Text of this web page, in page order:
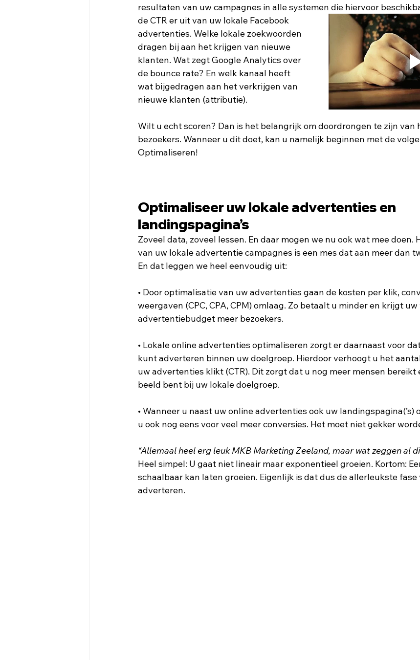
resultaten van uw campagnes in alle systemen die hiervoor
de CTR er uit van uw lokale Facebook
advertenties. Welke lokale zoekwoorden
dragen bij aan het krijgen van nieuwe
klanten. Wat zegt Google Analytics over
de bounce rate? En welk kanaal heeft
wat bijgedragen aan het verkrijgen van
nieuwe klanten (attributie).
Wilt u echt scoren? Dan is het belangrijk om doordrongen te zijn van
bezoekers. Wanneer u dit doet, kan u namelijk beginnen met de
Optimaliseren!
Optimaliseer uw lokale advertenties en
landingspagina’s
Zoveel data, zoveel lessen. En daar mogen we nu ook wat mee doen.
van uw lokale advertentie campagnes is een mes dat aan meer dan
En dat leggen we heel eenvoudig uit:
• Door optimalisatie van uw advertenties gaan de kosten per klik,
weergaven (CPC, CPA, CPM) omlaag. Zo betaalt u minder en krijgt
advertentiebudget meer bezoekers.
• Lokale online advertenties optimaliseren zorgt er daarnaast voor
kunt adverteren binnen uw doelgroep. Hierdoor verhoogt u het
uw advertenties klikt (CTR). Dit zorgt dat u nog meer mensen bereikt
beeld bent bij uw lokale doelgroep.
• Wanneer u naast uw online advertenties ook uw
u ook nog eens voor veel meer conversies. Het moet niet gekker
“Allemaal heel erg leuk MKB Marketing Zeeland, maar wat zeggen al
Heel simpel: U gaat niet lineair maar exponentieel groeien. Kortom:
schaalbaar kan laten groeien. Eigenlijk is dat dus de allerleukste
adverteren.